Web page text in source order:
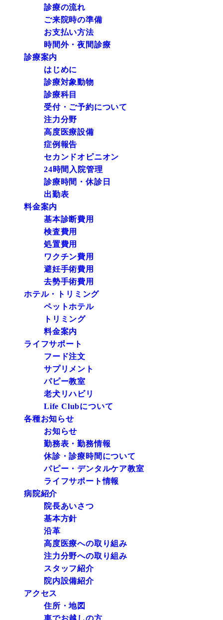
診療の流れ
ご来院時の準備
お支払い方法
時間外・夜間診療
診療案内
はじめに
診療対象動物
診療科目
受付・ご予約について
注力分野
高度医療設備
症例報告
セカンドオピニオン
24時間入院管理
診療時間・休診日
出勤表
料金案内
基本診断費用
検査費用
処置費用
ワクチン費用
避妊手術費用
去勢手術費用
ホテル・トリミング
ペットホテル
トリミング
料金案内
ライフサポート
フード注文
サプリメント
パピー教室
老犬リハビリ
Life Clubについて
各種お知らせ
お知らせ
勤務表・勤務情報
休診・診療時間について
パピー・デンタルケア教室
ライフサポート情報
病院紹介
院長あいさつ
基本方針
沿革
高度医療への取り組み
注力分野への取り組み
スタッフ紹介
院内設備紹介
アクセス
住所・地図